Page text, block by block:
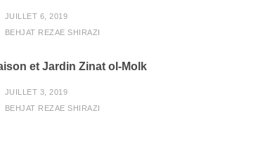
JUILLET 6, 2019
BEHJAT REZAE SHIRAZI
et Jardin Zinat ol-Molk
JUILLET 3, 2019
BEHJAT REZAE SHIRAZI